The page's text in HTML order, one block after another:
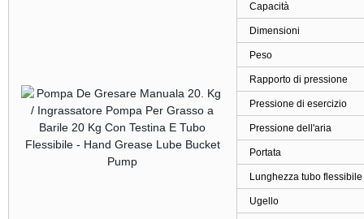
Capacità
Dimensioni
Peso
Rapporto di pressione
Pressione di esercizio
Pressione dell'aria
Portata
Lunghezza tubo flessibile
Ugello